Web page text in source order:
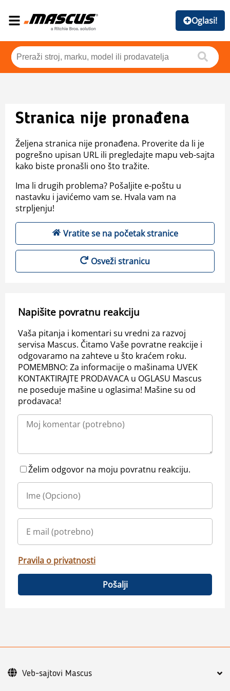
Oglasi!
Stranica nije pronađena
Željena stranica nije pronađena. Proverite da li je
pogrešno upisan URL ili pregledajte mapu veb-sajta
kako biste pronašli ono što tražite.
Ima li drugih problema? Pošaljite e-poštu u
nastavku i javićemo vam se. Hvala vam na
strpljenju!
Vratite se na početak stranice
Osveži stranicu
Napišite povratnu reakciju
Vaša pitanja i komentari su vredni za razvoj
servisa Mascus. Čitamo Vaše povratne reakcije i
odgovaramo na zahteve u što kraćem roku.
POMEMBNO: Za informacije o mašinama UVEK
KONTAKTIRAJTE PRODAVACA u OGLASU Mascus
ne poseduje mašine u oglasima! Mašine su od
prodavaca!
Želim odgovor na moju povratnu reakciju.
Pravila o privatnosti
Pošalji
Veb-sajtovi Mascus